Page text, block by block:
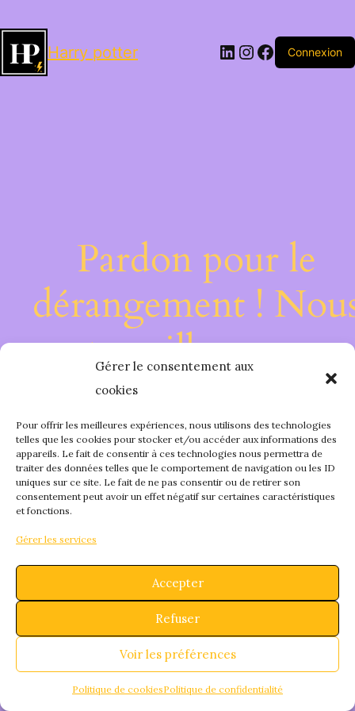
Gérer le consentement aux
cookies
Pour offrir les meilleures expériences, nous utilisons des technologies
telles que les cookies pour stocker et/ou accéder aux informations des
appareils. Le fait de consentir à ces technologies nous permettra de
traiter des données telles que le comportement de navigation ou les ID
uniques sur ce site. Le fait de ne pas consentir ou de retirer son
consentement peut avoir un effet négatif sur certaines caractéristiques
et fonctions.
Gérer les services
Accepter
Refuser
Voir les préférences
Politique de cookiesPolitique de confidentialité
Harry potter LinkedIn
Instagram
Facebook
Connexion
Pardon pour le
dérangement !
travaillons sur
quelque chose de
fantastique –
bientôt !